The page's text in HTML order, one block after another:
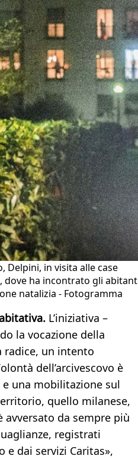
Delpini, in visita alle case
dove ha incontrato gli
natalizia - Fotogramma
L’iniziativa –
la vocazione della
radice, un intento
dell’arcivescovo è
una mobilitazione sul
quello milanese,
da sempre più
registrati
e dai servizi Caritas»,